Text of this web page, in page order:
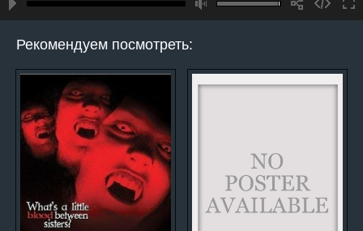
Рекомендуем посмотреть: